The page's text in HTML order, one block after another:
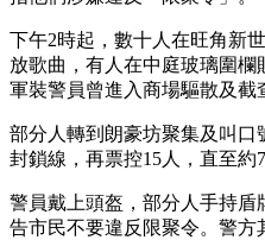
下午2時起，數十人在旺角新
放歌曲，有人在中庭玻璃圍欄
軍裝警員曾進入商場驅散及截
部分人轉到朗豪坊聚集及叫口
封鎖線，再票控15人，直至約
警員戴上頭盔，部分人手持
告市民不要違反限聚令。警方